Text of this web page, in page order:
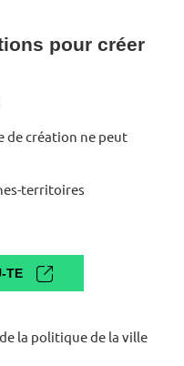
pour créer
de création ne peut
territoires
TE
la politique de la ville